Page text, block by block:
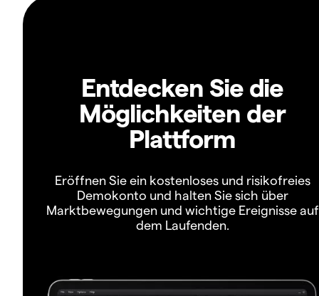
Entdecken Sie die
Möglichkeiten der
Plattform
Eröffnen Sie ein kostenloses und risikofreies
Demokonto und halten Sie sich über
Marktbewegungen und wichtige Ereignisse auf
dem Laufenden.